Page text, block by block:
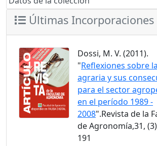
Últimas Incorporaciones
Dossi, M. V. (2011).
"Reflexiones sobre
agraria y sus
para el sector
en el período 1989 -
2008".Revista de la
de Agronomía,31,
191